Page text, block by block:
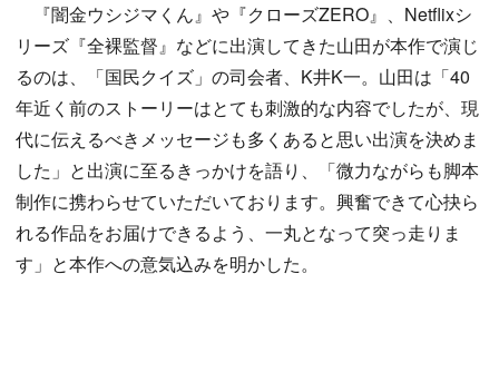
『闇金ウシジマくん』や『クローズZERO』、Netflixシ
リーズ『全裸監督』などに出演してきた山田が本作で演じ
るのは、「国民クイズ」の司会者、K井K一。山田は「40
年近く前のストーリーはとても刺激的な内容でしたが、現
代に伝えるべきメッセージも多くあると思い出演を決めま
した」と出演に至るきっかけを語り、「微力ながらも脚本
制作に携わらせていただいております。興奮できて心抉ら
れる作品をお届けできるよう、一丸となって突っ走りま
す」と本作への意気込みを明かした。